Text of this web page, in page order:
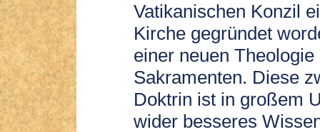
Vatikanischen Konzil
Kirche gegründet
einer neuen Theologie
Sakramenten. Diese
Doktrin ist in großem
wider besseres